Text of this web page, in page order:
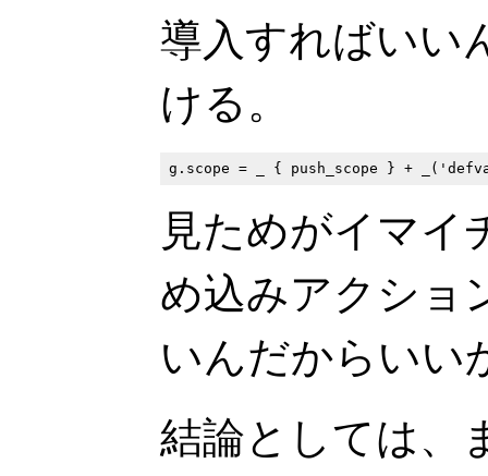
導入すればいい
ける。
見ためがイマイ
め込みアクショ
いんだからいい
結論としては、